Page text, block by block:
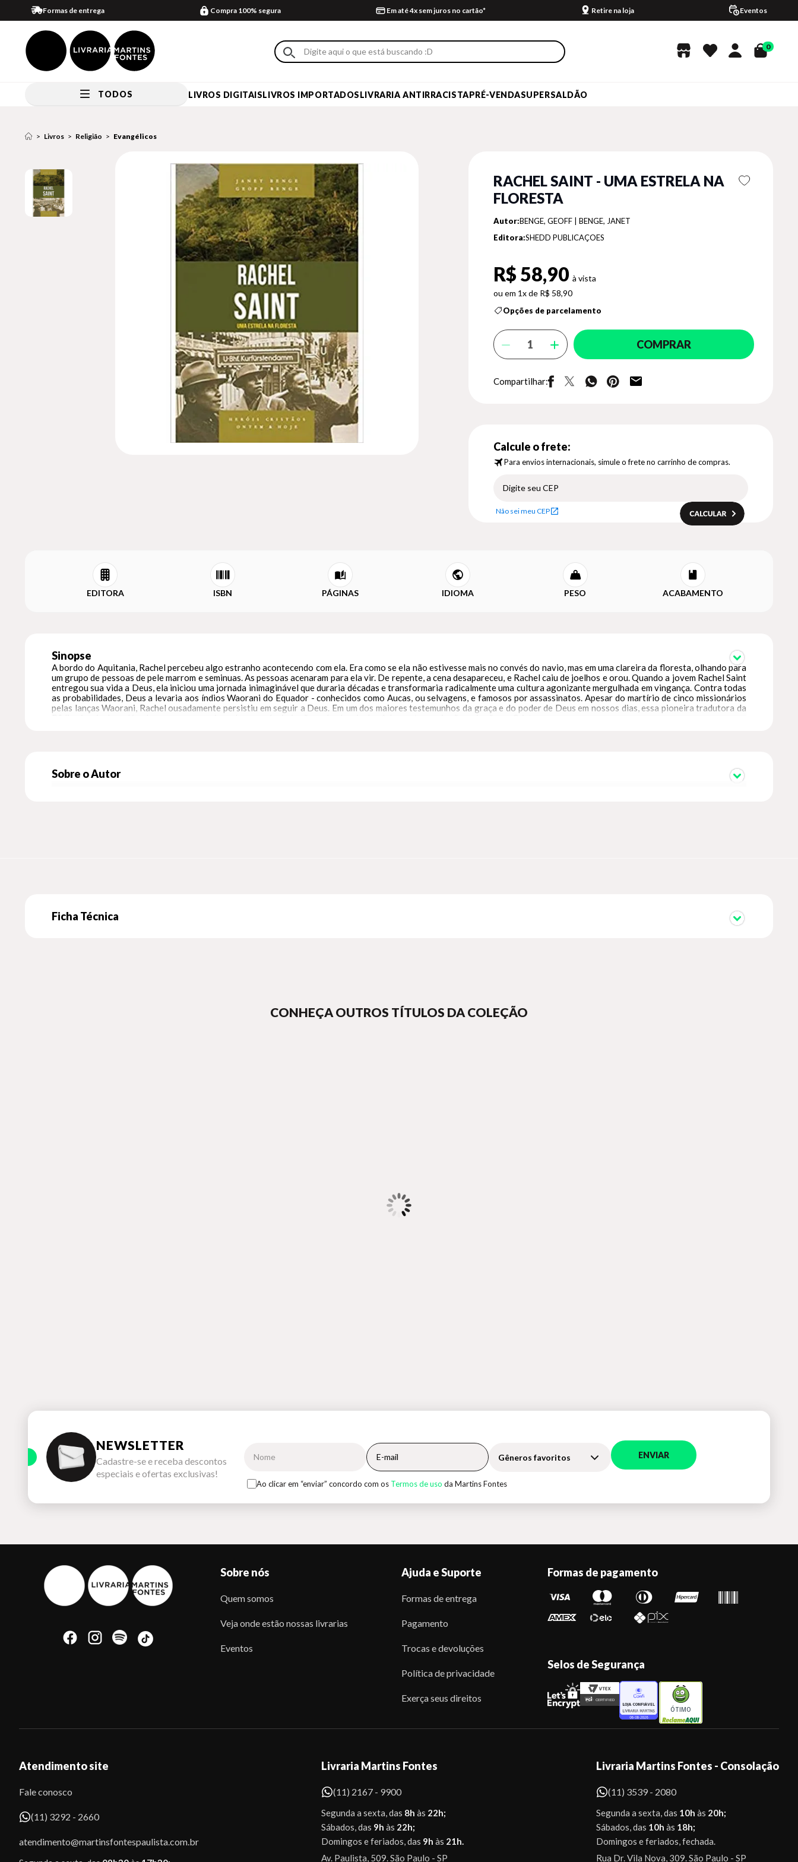
Formas de entrega Compra 100% segura Em até 4x sem juros no cartão* Retire na loja Eventos
0
TODOS LIVROS DIGITAISLIVROS IMPORTADOSLIVRARIA ANTIRRACISTAPRÉ-VENDASUPERSALDÃO
Livros Religião Evangélicos
RACHEL SAINT - UMA ESTRELA NA
FLORESTA
Autor:BENGE, GEOFF | BENGE, JANET
Editora:SHEDD PUBLICAÇOES
R$ 58,90
1x de R$ 58,90
Opções de parcelamento
COMPRAR
Compartilhar:
Calcule o frete:
Para envios internacionais, simule o frete no carrinho de compras.
Não sei meu CEP
EDITORA ISBN PÁGINAS IDIOMA PESO ACABAMENTO
Sinopse
A bordo do Aquitania, Rachel percebeu algo estranho acontecendo com ela. Era como se ela não estivesse mais no convés do navio, mas em uma clareira da floresta, olhando para
um grupo de pessoas de pele marrom e seminuas. As pessoas acenaram para ela vir. De repente, a cena desapareceu, e Rachel caiu de joelhos e orou. Quando a jovem Rachel Saint
entregou sua vida a Deus, ela iniciou uma jornada inimaginável que duraria décadas e transformaria radicalmente uma cultura agonizante mergulhada em vingança. Contra todas
as probabilidades, Deus a levaria aos índios Waorani do Equador - conhecidos como Aucas, ou selvagens, e famosos por assassinatos. Apesar do martírio de cinco missionários
pelas lanças Waorani, Rachel ousadamente persistiu em seguir a Deus. Em um dos maiores testemunhos da graça e do poder de Deus em nossos dias, essa pioneira tradutora da
Sobre o Autor
Ficha Técnica
CONHEÇA OUTROS TÍTULOS DA COLEÇÃO
NEWSLETTER
Cadastre-se e receba descontos
especiais e ofertas exclusivas!
Gêneros favoritos ENVIAR
Ao clicar em “enviar” concordo com os Termos de uso da Martins Fontes
Sobre nós
Quem somos
Veja onde estão nossas livrarias
Eventos
Ajuda e Suporte
Formas de entrega
Pagamento
Trocas e devoluções
Política de privacidade
Exerça seus direitos
Formas de pagamento
Selos de Segurança
ÓTIMO
Atendimento site
Fale conosco
(11) 3292 - 2660
atendimento@martinsfontespaulista.com.br
Livraria Martins Fontes
(11) 2167 - 9900
Segunda a sexta, das 8h às 22h;
Sábados, das 9h às 22h;
Domingos e feriados, das 9h às 21h.
Av. Paulista, 509. São Paulo - SP
Livraria Martins Fontes - Consolação
(11) 3539 - 2080
Segunda a sexta, das 10h às 20h;
Sábados, das 10h às 18h;
Domingos e feriados, fechada.
Rua Dr. Vila Nova, 309. São Paulo - SP